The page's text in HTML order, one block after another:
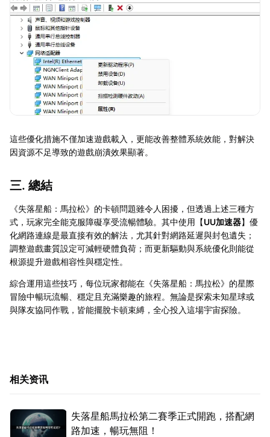
這些優化措施不僅加速遊戲載入，更能改善整體系統效能，對解決
因資源不足導致的遊戲崩潰效果顯著。
三. 總結
《失落星船：馬拉松》的卡頓問題雖令人困擾，但透過上述三種方
式，玩家完全能克服障礙享受流暢體驗。其中使用【UU加速器】優
化網路連線是最直接有效的解法，尤其針對網路延遲與封包遺失；
調整遊戲畫質設定可減輕硬體負荷；而更新驅動與系統優化則能從
根源提升遊戲相容性與穩定性。
綜合運用這些技巧，每位玩家都能在《失落星船：馬拉松》的星際
冒險中暢玩流暢、穩定且充滿樂趣的旅程。無論是探索未知星球或
與隊友協同作戰，皆能擺脫卡頓束縛，全心投入這場宇宙探險。
相关资讯
失落星船馬拉松第二賽季正式開跑，搭配網
路加速，暢玩無阻！